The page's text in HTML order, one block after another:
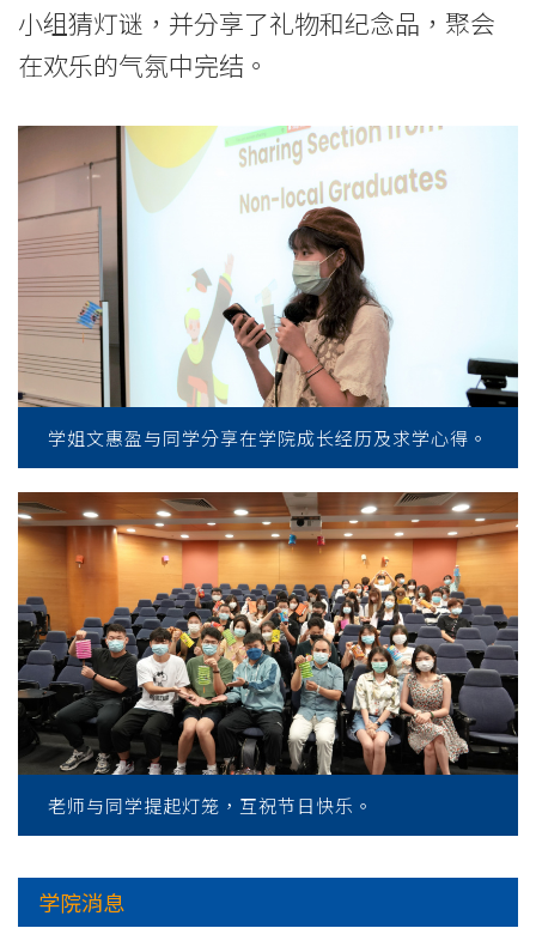
小组猜灯谜，并分享了礼物和纪念品，聚会
在欢乐的气氛中完结。
学姐文惠盈与同学分享在学院成长经历及求学心得。
老师与同学提起灯笼，互祝节日快乐。
学院消息